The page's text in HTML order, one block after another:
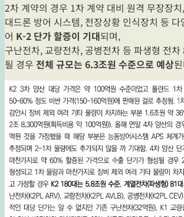
2차 계약의 경우 1차 계약 대비 원격 무장장
대드론 방어 시스템, 전장상황 인식장치 등 다
어 K-2 단가 할증이 기대되며,
구난전차, 교량전차, 공병전차 등 파생형 전
될 경우 전체 규모는 6.3조원 수준으로 예상